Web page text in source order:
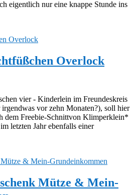
eigentlich nur eine knappe Stunde ins
Overlock
vier - Kinderlein im Freundeskreis
vor zehn Monaten?), soll hier
dem Freebie-Schnittvon Klimperklein*
letzten Jahr ebenfalls einer
Mütze & Mein-